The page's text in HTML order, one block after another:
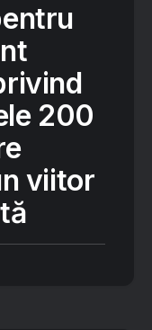
200
viitor